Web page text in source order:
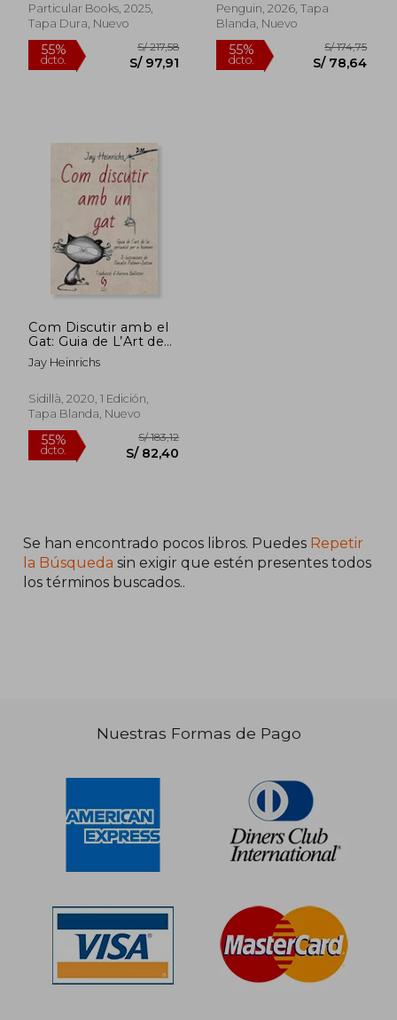
55%
dcto. S/ 88,53
55%
dcto. S/
Particular Books, 2025,
Tapa Dura, Nuevo
Penguin, 2026, Tapa
Blanda, Nuevo
Com Discutir amb el
Gat: Guia de L’Art de
la Persuasió per a
Humans: 8 (Busca-
Jay Heinrichs
Sidillà, 2020, 1 Edición,
Tapa Blanda, Nuevo
55%
dcto.
Se han encontrado pocos libros. Puedes Repetir
la Búsqueda sin exigir que estén presentes todos
los términos buscados..
Nuestras Formas de Pago